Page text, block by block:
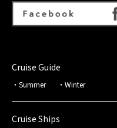
Cruise Guide
Summer Winter
Cruise Ships